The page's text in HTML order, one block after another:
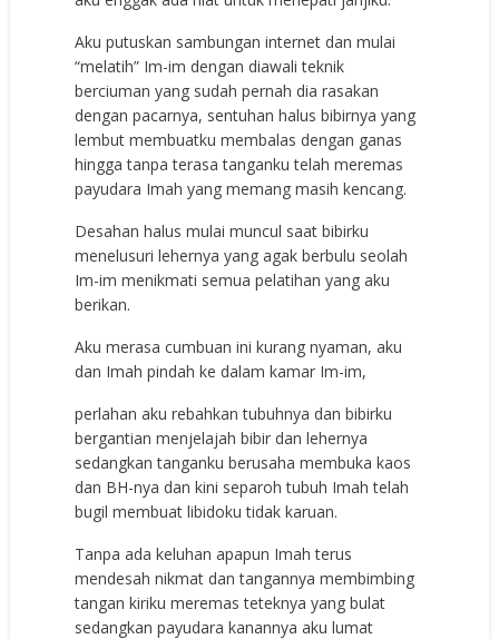
Aku putuskan sambungan internet dan mulai
“melatih” Im-im dengan diawali teknik
berciuman yang sudah pernah dia rasakan
dengan pacarnya, sentuhan halus bibirnya yang
lembut membuatku membalas dengan ganas
hingga tanpa terasa tanganku telah meremas
payudara Imah yang memang masih kencang.
Desahan halus mulai muncul saat bibirku
menelusuri lehernya yang agak berbulu seolah
Im-im menikmati semua pelatihan yang aku
berikan.
Aku merasa cumbuan ini kurang nyaman, aku
dan Imah pindah ke dalam kamar Im-im,
perlahan aku rebahkan tubuhnya dan bibirku
bergantian menjelajah bibir dan lehernya
sedangkan tanganku berusaha membuka kaos
dan BH-nya dan kini separoh tubuh Imah telah
bugil membuat libidoku tidak karuan.
Tanpa ada keluhan apapun Imah terus
mendesah nikmat dan tangannya membimbing
tangan kiriku meremas teteknya yang bulat
sedangkan payudara kanannya aku lumat